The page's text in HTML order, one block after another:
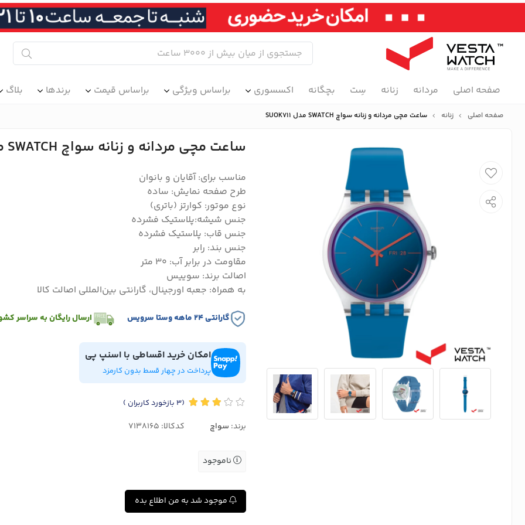
صفحه اصلی مردانه زنانه سِت بچگانه اکسسوری براساس ویژگی براساس قیمت برندها بلاگ
صفحه اصلی زنانه ساعت مچی مردانه و زنانه سواچ SWATCH مدل SUOK711
ساعت مچی مردانه و زنانه سواچ SWATCH مدل SUOK711
مناسب برای: آقایان و بانوان
طرح صفحه نمایش: ساده
نوع موتور: کوارتز (باتری)
جنس شیشه:پلاستیک فشرده
جنس قاب: پلاستیک فشرده
جنس بند: رابر
مقاومت در برابر آب: ۳۰ متر
اصالت برند: سوییس
به همراه: جعبه اورجینال، گارانتی بین‌المللی اصالت کالا
گارانتی ۲۴ ماهه وستا سرویس ارسال رایگان به سراسر
امکان خرید اقساطی با اسنپ پی
پرداخت در چهار قسط بدون کارمزد
(3 بازخورد کاربران )
برند: سواچ کدکالا:
ناموجود
موجود شد به من اطلاع بده